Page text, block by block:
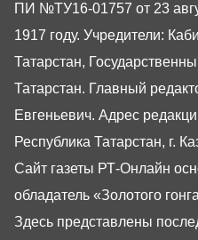
ПИ №ТУ16-01757 от 23
1917 году. Учредители:
Татарстан,
Татарстан. Главный
Евгеньевич. Адрес
Республика Татарстан, г.
Сайт газеты РТ-Онлайн
обладатель «Золотого
Здесь представлены